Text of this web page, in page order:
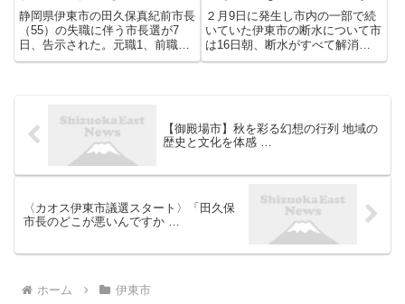
静岡県伊東市の田久保真紀前市長
（55）の失職に伴う市長選が7
日、告示された。元職1、前職
1、新顔7の計9人が立候補を届け
岡）
２月9日に発生し市内の一部で続
いていた伊東市の断水について市
は16日朝、断水がすべて解消し
たと発表しました。
【御殿場市】秋を彩る幻想の行列 地域の
歴史と文化を体感 …
〈カオス伊東市議選スタート〉「田久保
市長のどこが悪いんですか …
ホーム 伊東市